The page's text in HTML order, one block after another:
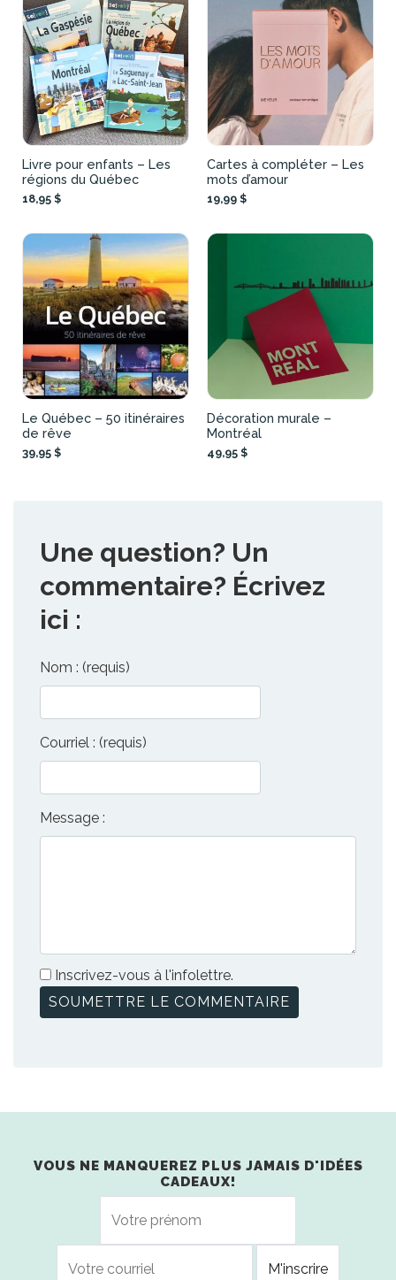
Livre pour enfants – Les
régions du Québec
18,95 $
Cartes à compléter – Les
mots d’amour
19,99 $
Le Québec – 50 itinéraires
de rêve
39,95 $
Décoration murale –
Montréal
49,95 $
Une question? Un
commentaire? Écrivez
ici :
Nom : (requis)
Courriel : (requis)
Message :
Inscrivez-vous à l'infolettre.
VOUS NE MANQUEREZ PLUS JAMAIS D'IDÉES
CADEAUX!